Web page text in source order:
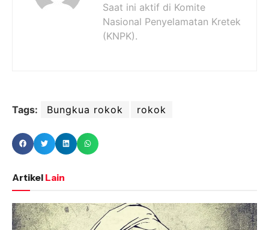
Saat ini aktif di Komite
Nasional Penyelamatan Kretek
(KNPK).
Tags: Bungkua rokok rokok
Artikel Lain